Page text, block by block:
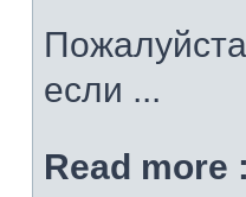
если ...
Read more :